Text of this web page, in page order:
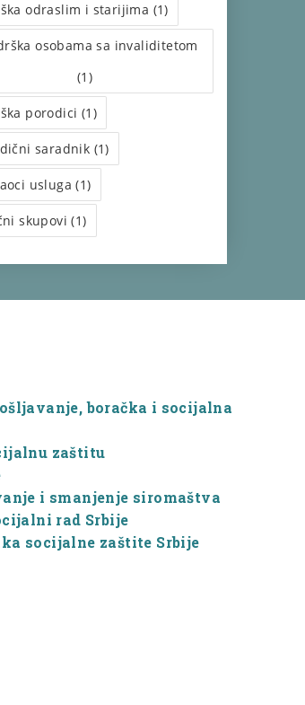
odraslim i starijima (1)
osobama sa invaliditetom
(1)
porodici (1)
saradnik (1)
usluga (1)
skupovi (1)
boračka i socijalna
zaštitu
i smanjenje siromaštva
rad Srbije
socijalne zaštite Srbije